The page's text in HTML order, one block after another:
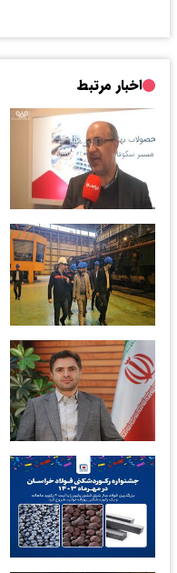
اخبار مرتبط